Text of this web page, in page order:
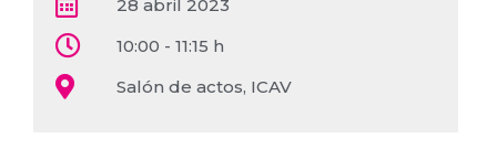
28 abril 2023
10:00 - 11:15 h
Salón de actos, ICAV